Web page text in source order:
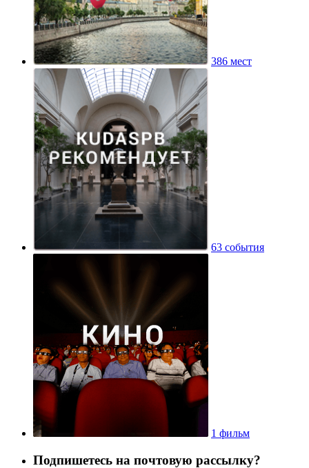
386 мест
63 события
1 фильм
Подпишетесь на почтовую рассылку?